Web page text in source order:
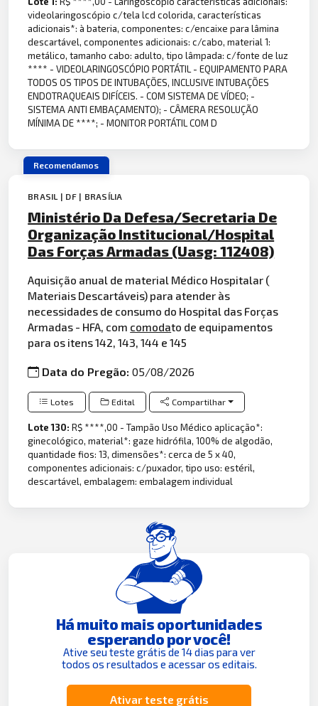
videolaringoscópio c/tela lcd colorida, características
adicionais*: à bateria, componentes: c/encaixe para lâmina
descartável, componentes adicionais: c/cabo, material 1:
metálico, tamanho cabo: adulto, tipo lâmpada: c/fonte de luz
**** - VIDEOLARINGOSCÓPIO PORTÁTIL - EQUIPAMENTO PARA
TODOS OS TIPOS DE INTUBAÇÕES, INCLUSIVE INTUBAÇÕES
ENDOTRAQUEAIS DIFÍCEIS. - COM SISTEMA DE VÍDEO; -
SISTEMA ANTI EMBAÇAMENTO); - CÂMERA RESOLUÇÃO
MÍNIMA DE ****; - MONITOR PORTÁTIL COM D
Recomendamos
BRASIL | DF | BRASÍLIA
Ministério Da Defesa/Secretaria De
Organização Institucional/Hospital
Das Forças Armadas (Uasg: 112408)
Aquisição anual de material Médico Hospitalar (
Materiais Descartáveis) para atender às
necessidades de consumo do Hospital das Forças
Armadas - HFA, com comodato de equipamentos
para os itens 142, 143, 144 e 145
Data do Pregão:05/08/2026
Lotes Edital Compartilhar
Lote 130:R$ ****,00 - Tampão Uso Médico aplicação*:
ginecológico, material*: gaze hidrófila, 100% de algodão,
quantidade fios: 13, dimensões*: cerca de 5 x 40,
componentes adicionais: c/puxador, tipo uso: estéril,
descartável, embalagem: embalagem individual
Há muito mais oportunidades
esperando por você!
Ative seu teste grátis de 14 dias para ver
todos os resultados e acessar os editais.
Ativar teste grátis